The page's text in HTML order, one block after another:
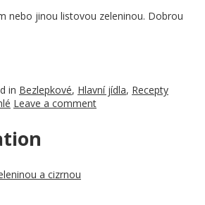
nebo jinou listovou zeleninou. Dobrou
in Bezlepkové, Hlavní jídla, Recepty
Leave a comment
a cizrnou